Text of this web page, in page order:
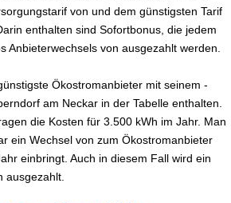
von und dem günstigsten Tarif
enthalten sind Sofortbonus, die jedem
Anbieterwechsels von ausgezahlt werden.
Ökostromanbieter mit seinem -
am Neckar in der Tabelle enthalten.
die Kosten für 3.500 kWh im Jahr. Man
ein Wechsel von zum Ökostromanbieter
einbringt. Auch in diesem Fall wird ein
ausgezahlt.